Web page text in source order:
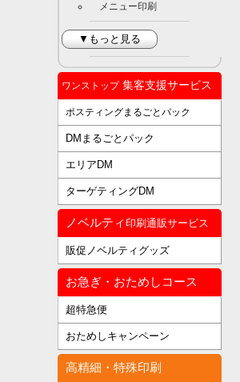
メニュー印刷
▼もっと見る
ワンストップ集客支援サービス
ポスティングまるごとパック
DMまるごとパック
エリアDM
ターゲティングDM
ノベルティ 印刷通販サービス
販促ノベルティグッズ
お急ぎ・おためしコース
超特急便
おためしキャンペーン
高精細・特殊印刷